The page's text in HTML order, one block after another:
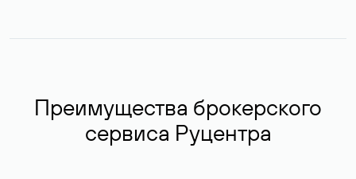
Преимущества брокерского
сервиса Руцентра